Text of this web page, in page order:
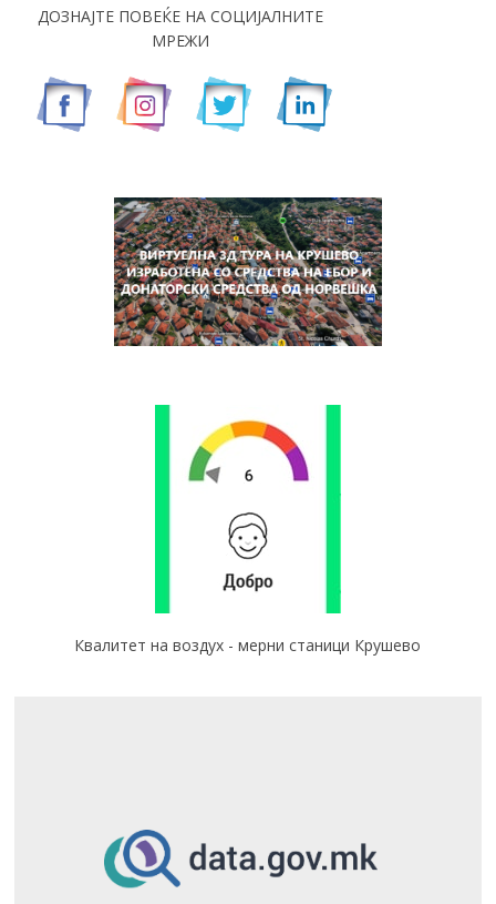
ДОЗНАЈТЕ ПОВЕЌЕ НА СОЦИЈАЛНИТЕ
МРЕЖИ
Квалитет на воздух - мерни станици Крушево